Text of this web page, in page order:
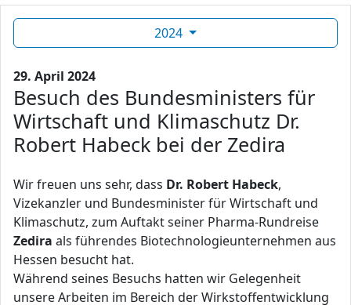
2024
29. April 2024
Besuch des Bundesministers für
Wirtschaft und Klimaschutz Dr.
Robert Habeck bei der Zedira
Wir freuen uns sehr, dass Dr. Robert Habeck,
Vizekanzler und Bundesminister für Wirtschaft und
Klimaschutz, zum Auftakt seiner Pharma-Rundreise
Zedira als führendes Biotechnologieunternehmen aus
Hessen besucht hat.
Während seines Besuchs hatten wir Gelegenheit
unsere Arbeiten im Bereich der Wirkstoffentwicklung